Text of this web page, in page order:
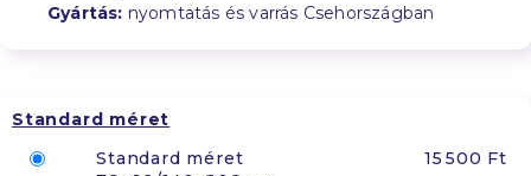
Gyártás: nyomtatás és varrás Csehországban
Standard méret
Standard méret
15 500 Ft